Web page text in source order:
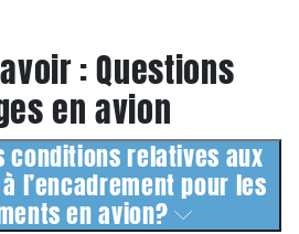
: Questions
en avion
conditions relatives aux
l’encadrement pour les
en avion?